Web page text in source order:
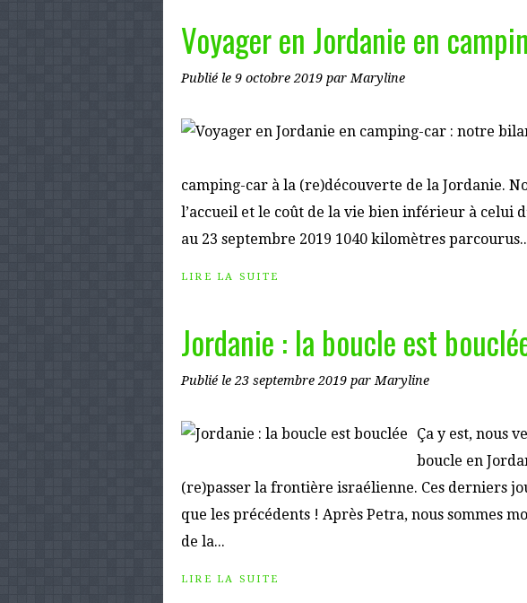
Voyager en Jordanie en
Publié le 9 octobre 2019 par Maryline
camping-car à la (re)découverte de la Jordanie.
l’accueil et le coût de la vie bien inférieur à celui
au 23 septembre 2019 1040 kilomètres
LIRE LA SUITE
Jordanie : la boucle est
Publié le 23 septembre 2019 par Maryline
Ça y est, nous
boucle en
(re)passer la frontière israélienne. Ces derniers
que les précédents ! Après Petra, nous sommes
de la...
LIRE LA SUITE